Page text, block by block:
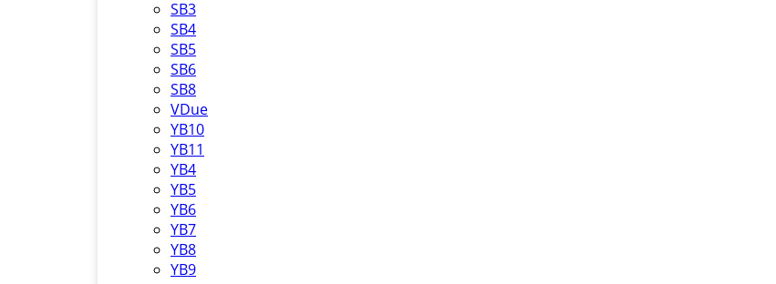
SB3
SB4
SB5
SB6
SB8
VDue
YB10
YB11
YB4
YB5
YB6
YB7
YB8
YB9